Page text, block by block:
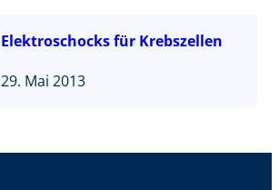
Elektroschocks für Krebszellen
29. Mai 2013